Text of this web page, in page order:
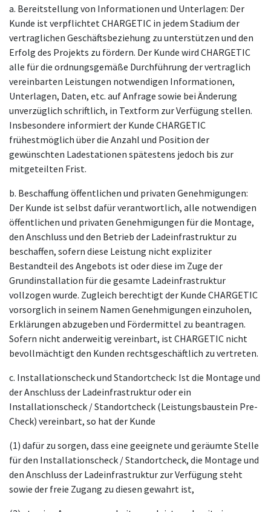
a. Bereitstellung von Informationen und Unterlagen: Der
Kunde ist verpflichtet CHARGETIC in jedem Stadium der
vertraglichen Geschäftsbeziehung zu unterstützen und den
Erfolg des Projekts zu fördern. Der Kunde wird CHARGETIC
alle für die ordnungsgemäße Durchführung der vertraglich
vereinbarten Leistungen notwendigen Informationen,
Unterlagen, Daten, etc. auf Anfrage sowie bei Änderung
unverzüglich schriftlich, in Textform zur Verfügung stellen.
Insbesondere informiert der Kunde CHARGETIC
frühestmöglich über die Anzahl und Position der
gewünschten Ladestationen spätestens jedoch bis zur
mitgeteilten Frist.
b. Beschaffung öffentlichen und privaten Genehmigungen:
Der Kunde ist selbst dafür verantwortlich, alle notwendigen
öffentlichen und privaten Genehmigungen für die Montage,
den Anschluss und den Betrieb der Ladeinfrastruktur zu
beschaffen, sofern diese Leistung nicht expliziter
Bestandteil des Angebots ist oder diese im Zuge der
Grundinstallation für die gesamte Ladeinfrastruktur
vollzogen wurde. Zugleich berechtigt der Kunde CHARGETIC
vorsorglich in seinem Namen Genehmigungen einzuholen,
Erklärungen abzugeben und Fördermittel zu beantragen.
Sofern nicht anderweitig vereinbart, ist CHARGETIC nicht
bevollmächtigt den Kunden rechtsgeschäftlich zu vertreten.
c. Installationscheck und Standortcheck: Ist die Montage und
der Anschluss der Ladeinfrastruktur oder ein
Installationscheck / Standortcheck (Leistungsbaustein Pre-
Check) vereinbart, so hat der Kunde
(1) dafür zu sorgen, dass eine geeignete und geräumte Stelle
für den Installationscheck / Standortcheck, die Montage und
den Anschluss der Ladeinfrastruktur zur Verfügung steht
sowie der freie Zugang zu diesen gewahrt ist,